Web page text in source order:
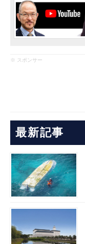
※ スポンサー
最新記事